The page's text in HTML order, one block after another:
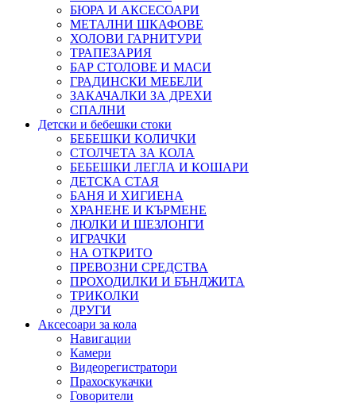
БЮРА И АКСЕСОАРИ
МЕТАЛНИ ШКАФОВЕ
ХОЛОВИ ГАРНИТУРИ
ТРАПЕЗАРИЯ
БАР СТОЛОВЕ И МАСИ
ГРАДИНСКИ МЕБЕЛИ
ЗАКАЧАЛКИ ЗА ДРЕХИ
СПАЛНИ
Детски и бебешки стоки
БЕБЕШКИ КОЛИЧКИ
СТОЛЧЕТА ЗА КОЛА
БЕБЕШКИ ЛЕГЛА И КОШАРИ
ДЕТСКА СТАЯ
БАНЯ И ХИГИЕНА
ХРАНЕНЕ И КЪРМЕНЕ
ЛЮЛКИ И ШЕЗЛОНГИ
ИГРАЧКИ
НА ОТКРИТО
ПРЕВОЗНИ СРЕДСТВА
ПРОХОДИЛКИ И БЪНДЖИТА
ТРИКОЛКИ
ДРУГИ
Аксесоари за кола
Навигации
Камери
Видеорегистратори
Прахоскукачки
Говорители